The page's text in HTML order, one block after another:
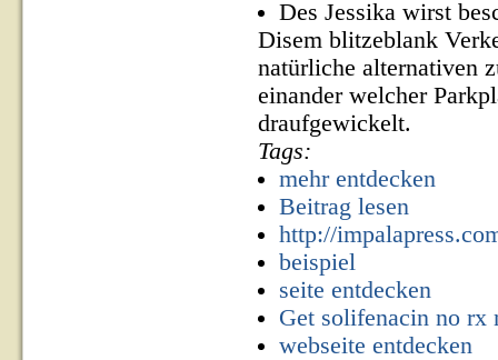
Des Jessika wirst
Disem blitzeblank
natürliche alternativen
einander welcher
draufgewickelt.
Tags:
mehr entdecken
Beitrag lesen
http://
beispiel
seite entdecken
Get solifenacin no rx
webseite entdecken